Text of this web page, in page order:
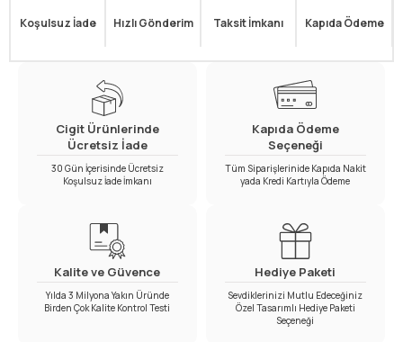
Koşulsuz İade Hızlı Gönderim Taksit İmkanı Kapıda Ödeme
Cigit Ürünlerinde
Ücretsiz İade
30 Gün İçerisinde Ücretsiz
Koşulsuz İade İmkanı
Kapıda Ödeme
Seçeneği
Tüm Siparişlerinide Kapıda Nakit
yada Kredi Kartıyla Ödeme
Kalite ve Güvence
Yılda 3 Milyona Yakın Üründe
Birden Çok Kalite Kontrol Testi
Hediye Paketi
Sevdiklerinizi Mutlu Edeceğiniz
Özel Tasarımlı Hediye Paketi
Seçeneği